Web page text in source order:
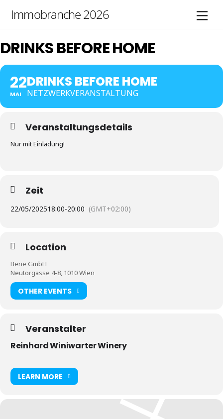
Immobranche 2026
DRINKS BEFORE HOME
22
MAI
DRINKS BEFORE HOME
NETZWERKVERANSTALTUNG
Veranstaltungsdetails
Nur mit Einladung!
Zeit
22/05/202518:00-20:00 (GMT+02:00)
Location
Bene GmbH
Neutorgasse 4-8, 1010 Wien
OTHER EVENTS
Veranstalter
Reinhard Winiwarter Winery
LEARN MORE